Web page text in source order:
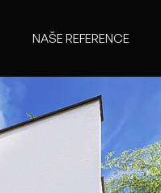
NAŠE REFERENCE